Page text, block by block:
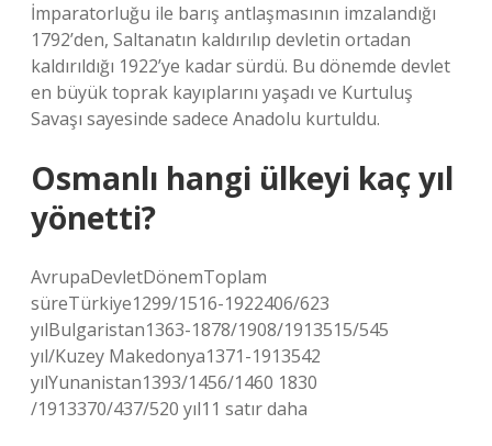
İmparatorluğu ile barış antlaşmasının imzalandığı
1792’den, Saltanatın kaldırılıp devletin ortadan
kaldırıldığı 1922’ye kadar sürdü. Bu dönemde devlet
en büyük toprak kayıplarını yaşadı ve Kurtuluş
Savaşı sayesinde sadece Anadolu kurtuldu.
Osmanlı hangi ülkeyi kaç yıl
yönetti?
AvrupaDevletDönemToplam
süreTürkiye1299/1516-1922406/623
yılBulgaristan1363-1878/1908/1913515/545
yıl/Kuzey Makedonya1371-1913542
yılYunanistan1393/1456/1460 1830
/1913370/437/520 yıl11 satır daha